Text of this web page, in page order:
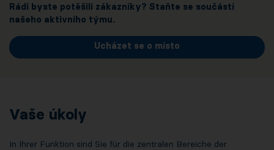
Rádi byste potěšili zákazníky? Staňte se součástí
našeho aktivního týmu.
Ucházet se o místo
Vaše úkoly
In Ihrer Funktion sind Sie für die zentralen Bereiche der